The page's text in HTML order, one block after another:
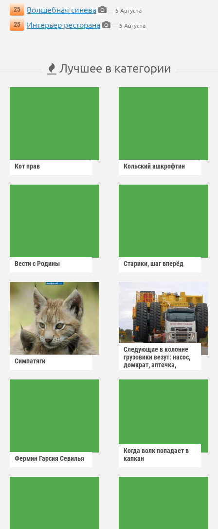
25
Волшебная синева
— 5 Августа
25
Интерьер ресторана — 5 Августа
Лучшее в категории
Кот прав Кольский ашкрофтин
Вести с Родины Старики, шаг вперёд
Симпатяги
Следующие в колонне
грузовики везут: насос,
домкрат, аптечка,
Фермин Гарсия Севилья
Когда волк попадает в
капкан